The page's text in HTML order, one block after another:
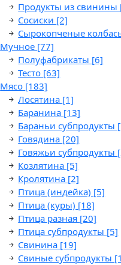
Продукты из свинины
Сосиски [2]
Сырокопченые
Мучное [77]
Полуфабрикаты [6]
Тесто [63]
Мясо [183]
Лосятина [1]
Баранина [13]
Бараньи субпродукты
Говядина [20]
Говяжьи субпродукты
Козлятина [5]
Кролятина [2]
Птица (индейка) [5]
Птица (куры) [18]
Птица разная [20]
Птица субпродукты [5]
Свинина [19]
Свиные субпродукты